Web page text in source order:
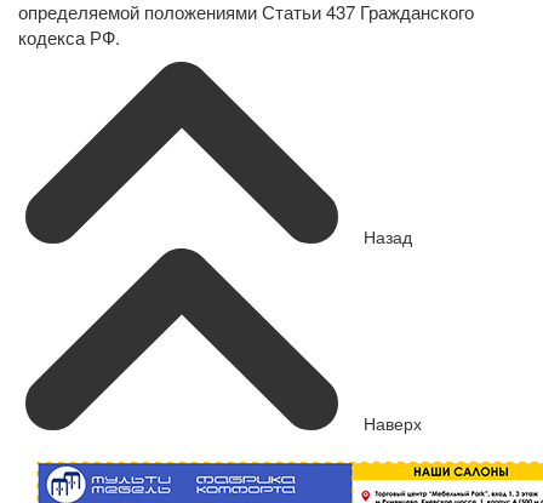
определяемой положениями Статьи 437 Гражданского
кодекса РФ.
Назад
Наверх